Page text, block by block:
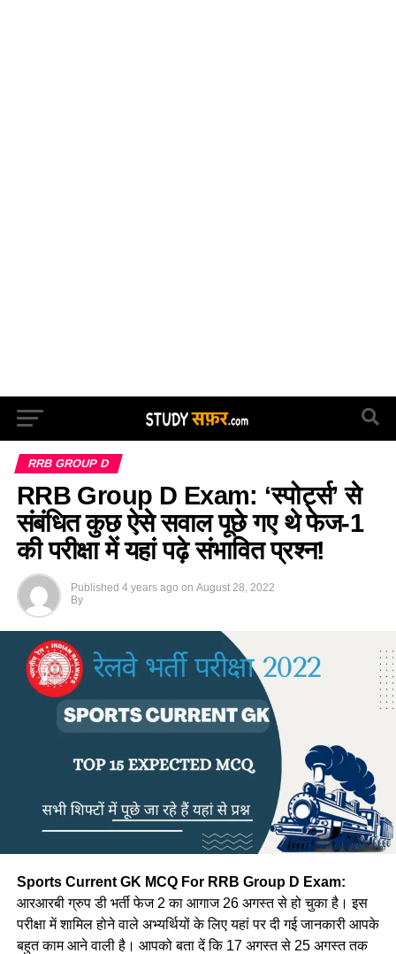
RRB GROUP D
RRB Group D Exam: ‘स्पोर्ट्स’ से
संबंधित कुछ ऐसे सवाल पूछे गए थे फेज-1
की परीक्षा में यहां पढ़े संभावित प्रश्न!
Published 4 years ago on August 28, 2022
By
Sports Current GK MCQ For RRB Group D Exam:
आरआरबी ग्रुप डी भर्ती फेज 2 का आगाज 26 अगस्त से हो चुका है। इस
परीक्षा में शामिल होने वाले अभ्यर्थियों के लिए यहां पर दी गई जानकारी आपके
बहुत काम आने वाली है। आपको बता दें कि 17 अगस्त से 25 अगस्त तक